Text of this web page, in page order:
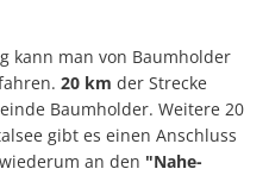
kann man von Baumholder
20 km der Strecke
Baumholder. Weitere 20
gibt es einen Anschluss
an den "Nahe-